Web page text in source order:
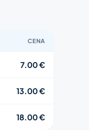
CENA
7.00 €
13.00 €
18.00 €